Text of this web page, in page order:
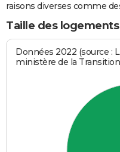
raisons diverses comme
Taille des
Données 2022 (source :
ministère de la